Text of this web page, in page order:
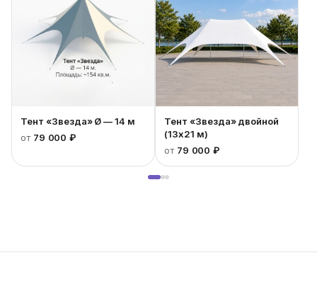
Тент «Звезда» Ø — 14 м
от 79 000 ₽
Тент «Звезда» двойной
(13x21 м)
от 79 000 ₽